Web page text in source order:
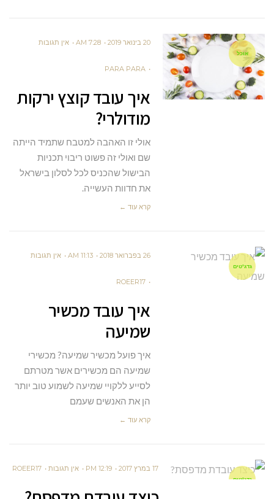
אוכל
20 בינואר 2019 7:28 AM אין תגובות
PARA PARA
איך עובד קוצץ ירקות
מודולרי?
אולי זו האהבה למטבח שתמיד הייתה
שם ואולי זה פשוט ריבוי תכניות
הבישול שהכניס לכל לסלון בישראל
את חדוות העשייה.
קרא עוד ←
גדג'טים
26 בפברואר 2018 11:13 AM אין תגובות
ROEER17
איך עובד מכשיר
שמיעה
איך פועל מכשיר שמיעה? מכשירי
שמיעה הם מכשירים אשר מטרתם
לסייע ללקויי שמיעה לשמוע טוב יותר
הן את האנשים שעמם
קרא עוד ←
גדג'טים
17 במרץ 2017 12:19 PM אין תגובות ROEER17